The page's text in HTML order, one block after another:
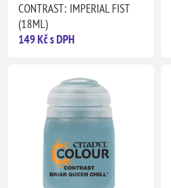
CONTRAST: IMPERIAL FIST
(18ML)
149 Kč s DPH